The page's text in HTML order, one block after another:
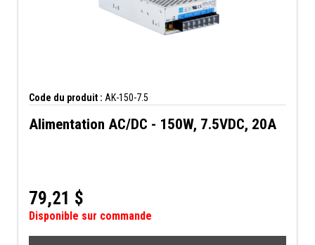
Code du produit : AK-150-7.5
Alimentation AC/DC - 150W, 7.5VDC, 20A
79,21 $
Disponible sur commande